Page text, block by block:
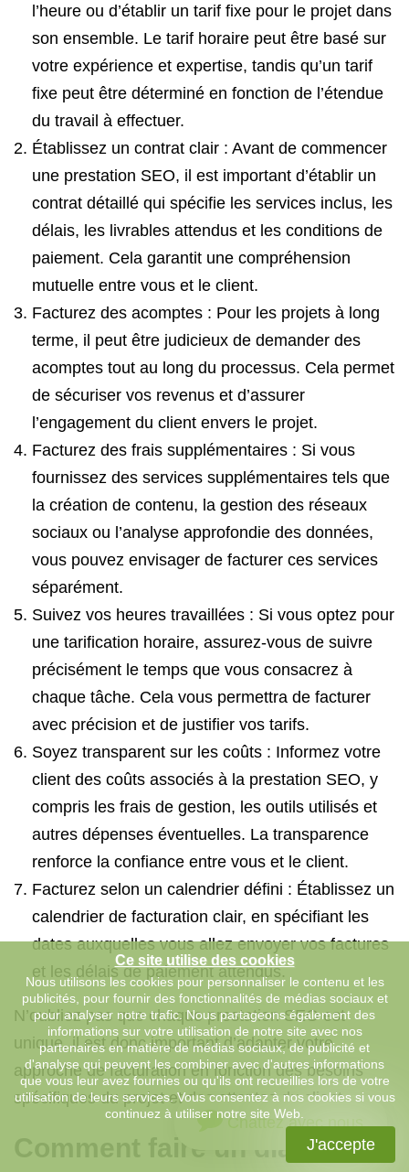
l’heure ou d’établir un tarif fixe pour le projet dans
son ensemble. Le tarif horaire peut être basé sur
votre expérience et expertise, tandis qu’un tarif
fixe peut être déterminé en fonction de l’étendue
du travail à effectuer.
Établissez un contrat clair : Avant de commencer
une prestation SEO, il est important d’établir un
contrat détaillé qui spécifie les services inclus, les
délais, les livrables attendus et les conditions de
paiement. Cela garantit une compréhension
mutuelle entre vous et le client.
Facturez des acomptes : Pour les projets à long
terme, il peut être judicieux de demander des
acomptes tout au long du processus. Cela permet
de sécuriser vos revenus et d’assurer
l’engagement du client envers le projet.
Facturez des frais supplémentaires : Si vous
fournissez des services supplémentaires tels que
la création de contenu, la gestion des réseaux
sociaux ou l’analyse approfondie des données,
vous pouvez envisager de facturer ces services
séparément.
Suivez vos heures travaillées : Si vous optez pour
une tarification horaire, assurez-vous de suivre
précisément le temps que vous consacrez à
chaque tâche. Cela vous permettra de facturer
avec précision et de justifier vos tarifs.
Soyez transparent sur les coûts : Informez votre
client des coûts associés à la prestation SEO, y
compris les frais de gestion, les outils utilisés et
autres dépenses éventuelles. La transparence
renforce la confiance entre vous et le client.
Facturez selon un calendrier défini : Établissez un
calendrier de facturation clair, en spécifiant les
dates auxquelles vous allez envoyer vos factures
et les délais de paiement attendus.
N’oubliez pas que chaque prestation SEO est
unique, il est donc important d’adapter votre
approche de facturation en fonction des besoins
spécifiques du projet et des attentes du client.
Comment faire un diagnostic
Chattez avec nous
Ce site utilise des cookies
Nous utilisons les cookies pour personnaliser le contenu et les
publicités, pour fournir des fonctionnalités de médias sociaux et
pour analyser notre trafic. Nous partageons également des
informations sur votre utilisation de notre site avec nos
partenaires en matière de médias sociaux, de publicité et
d'analyse qui peuvent les combiner avec d'autres informations
que vous leur avez fournies ou qu'ils ont recueillies lors de votre
utilisation de leurs services. Vous consentez à nos cookies si vous
continuez à utiliser notre site Web.
J'accepte